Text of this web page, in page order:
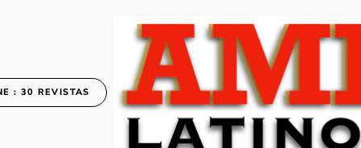
: 30 REVISTAS